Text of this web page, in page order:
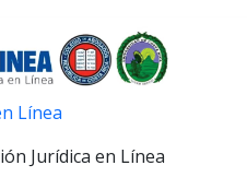
Línea
Jurídica en Línea